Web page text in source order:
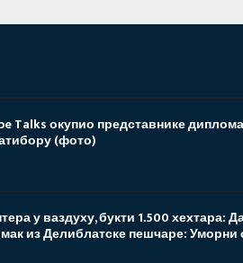
Talks окупио представнике
(фото)
у ваздуху, букти 1.500 хехтара:
из Делиблатске пешчаре: Уморни